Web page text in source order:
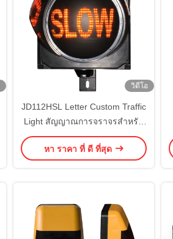
วิดีโอ
JD112HSL Letter Custom Traffic
Light สัญญาณการจราจรสําหรับ
ความปลอดภัยทางถนน
หา ราคา ที่ ดี ที่สุด